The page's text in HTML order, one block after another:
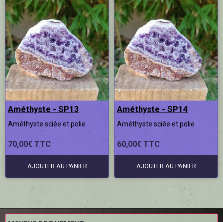
Améthyste - SP13
Améthyste sciée et polie
70,00€ TTC
AJOUTER AU PANIER
Améthyste - SP14
Améthyste sciée et polie
60,00€ TTC
AJOUTER AU PANIER